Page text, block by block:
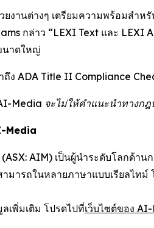
งานต่างๆ เตรียมความพร้อมสำห
กล่าว “LEXI Text และ
นาดใหญ่
ถึง ADA Title II Compliance
Media จะไม่ให้คำแนะนำทางก
Media
AIM) เป็นผู้นำระดับโลกด้าน
มารถในหลายภาษาแบบเรียลไทม์
เพิ่มเติม โปรดไปที่เว็บไซต์ของ